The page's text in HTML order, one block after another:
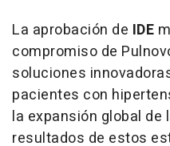
La aprobación de IDE
compromiso de
soluciones
pacientes con
la expansión global de
resultados de estos